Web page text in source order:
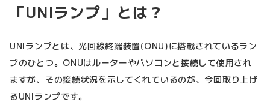
「UNIランプ」とは？
UNIランプとは、光回線終端装置(ONU)に搭載されているラン
プのひとつ。ONUはルーターやパソコンと接続して使用され
ますが、その接続状況を示してくれているのが、今回取り上げ
るUNIランプです。